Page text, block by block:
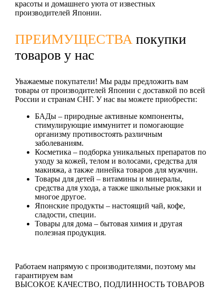
красоты и домашнего уюта от известных
производителей Японии.
ПРЕИМУЩЕСТВА покупки
товаров у нас
Уважаемые покупатели! Мы рады предложить вам
товары от производителей Японии с доставкой по всей
России и странам СНГ. У нас вы можете приобрести:
БАДы– природные активные компоненты,
стимулирующие иммунитет и помогающие
организму противостоять различным
заболеваниям.
Косметика – подборка уникальных препаратов по
уходу за кожей, телом и волосами, средства для
макияжа, а также линейка товаров для мужчин.
Товары для детей – витамины и минералы,
средства для ухода, а также школьные рюкзаки и
многое другое.
Японские продукты– настоящий чай, кофе,
сладости, специи.
Товары для дома – бытовая химия и другая
полезная продукция.
Работаем напрямую с производителями, поэтому мы
гарантируем вам
ВЫСОКОЕ КАЧЕСТВО, ПОДЛИННОСТЬ ТОВАРОВ